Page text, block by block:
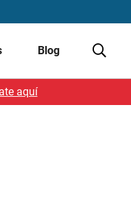
Blog
aquí